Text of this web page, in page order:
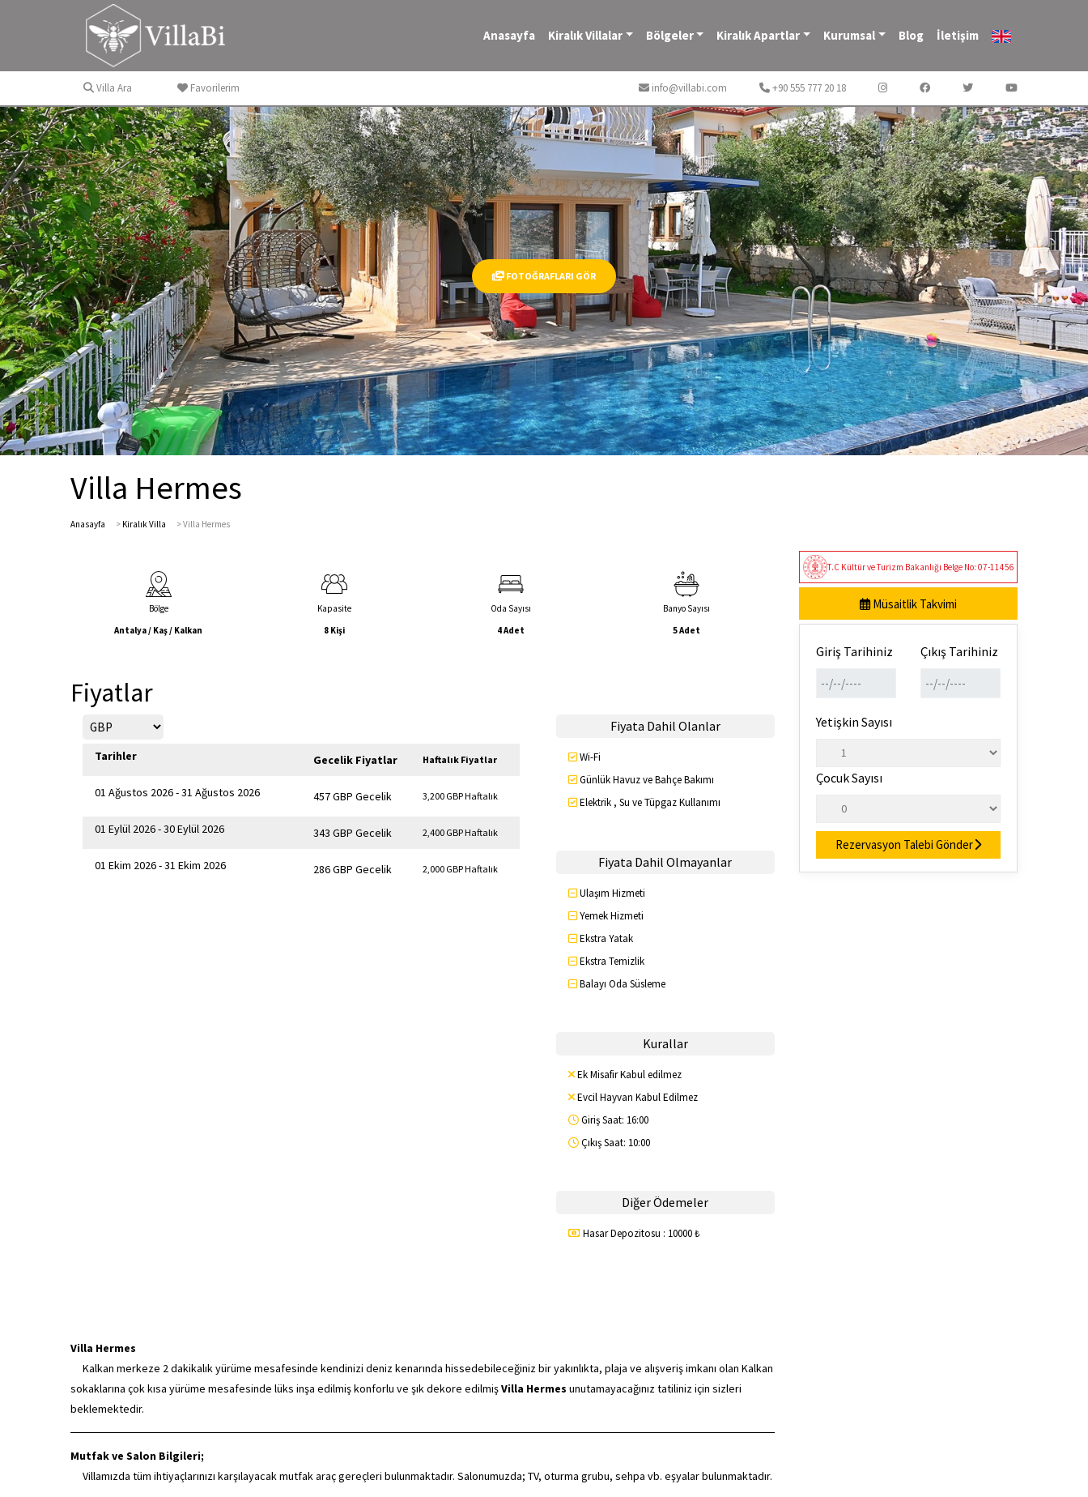
Anasayfa Kiralık Villalar Bölgeler Kiralık Apartlar Kurumsal Blog İletişim
Villa Ara Favorilerim info@villabi.com +90 555 777 20 18
FOTOĞRAFLARI GÖR
Villa Hermes
Anasayfa > Kiralık Villa >Villa Hermes
Bölge
Antalya / Kaş / Kalkan
Kapasite
8 Kişi
Oda Sayısı
4 Adet
Banyo Sayısı
5 Adet
Fiyatlar
Tarihler Gecelik Fiyatlar Haftalık Fiyatlar
01 Ağustos 2026 - 31 Ağustos 2026 457 GBP Gecelik 3,200 GBP Haftalık
01 Eylül 2026 - 30 Eylül 2026 343 GBP Gecelik 2,400 GBP Haftalık
01 Ekim 2026 - 31 Ekim 2026 286 GBP Gecelik 2,000 GBP Haftalık
Fiyata Dahil Olanlar
Wi-Fi
Günlük Havuz ve Bahçe Bakımı
Elektrik , Su ve Tüpgaz Kullanımı
Fiyata Dahil Olmayanlar
Ulaşım Hizmeti
Yemek Hizmeti
Ekstra Yatak
Ekstra Temizlik
Balayı Oda Süsleme
Kurallar
Ek Misafir Kabul edilmez
Evcil Hayvan Kabul Edilmez
Giriş Saat: 16:00
Çıkış Saat: 10:00
Diğer Ödemeler
Hasar Depozitosu : 10000 ₺
Villa Hermes
Kalkan merkeze 2 dakikalık yürüme mesafesinde kendinizi deniz kenarında hissedebileceğiniz bir yakınlıkta, plaja ve alışveriş imkanı olan Kalkan
sokaklarına çok kısa yürüme mesafesinde lüks inşa edilmiş konforlu ve şık dekore edilmişVilla Hermes unutamayacağınız tatiliniz için sizleri
beklemektedir.
Mutfak ve Salon Bilgileri;
Villamızda tüm ihtiyaçlarınızı karşılayacak mutfak araç gereçleri bulunmaktadır. Salonumuzda; TV, oturma grubu, sehpa vb. eşyalar bulunmaktadır.
T.C Kültür ve Turizm Bakanlığı Belge No: 07-11456
Müsaitlik Takvimi
Giriş Tarihiniz Çıkış Tarihiniz
Yetişkin Sayısı
Çocuk Sayısı
Rezervasyon Talebi Gönder